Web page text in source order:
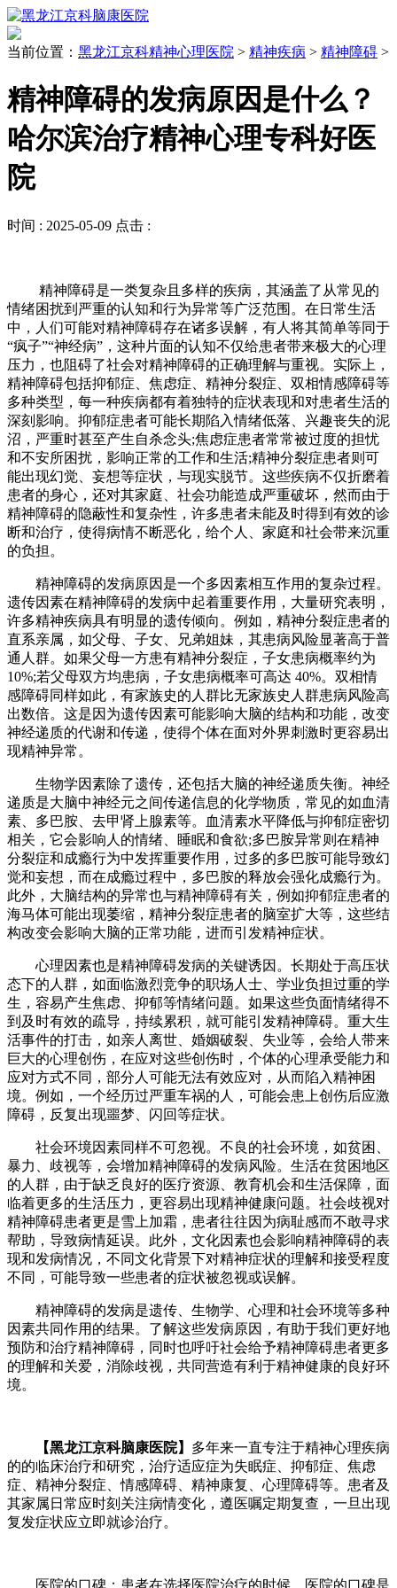
当前位置： 黑龙江京科精神心理医院 > 精神疾病 > 精神障碍 >
精神障碍的发病原因是什么？
哈尔滨治疗精神心理专科好医
院
时间 : 2025-05-09 点击 :
精神障碍是一类复杂且多样的疾病，其涵盖了从常见的
情绪困扰到严重的认知和行为异常等广泛范围。在日常生活
中，人们可能对精神障碍存在诸多误解，有人将其简单等同于
“疯子”“神经病”，这种片面的认知不仅给患者带来极大的心理
压力，也阻碍了社会对精神障碍的正确理解与重视。实际上，
精神障碍包括抑郁症、焦虑症、精神分裂症、双相情感障碍等
多种类型，每一种疾病都有着独特的症状表现和对患者生活的
深刻影响。抑郁症患者可能长期陷入情绪低落、兴趣丧失的泥
沼，严重时甚至产生自杀念头;焦虑症患者常常被过度的担忧
和不安所困扰，影响正常的工作和生活;精神分裂症患者则可
能出现幻觉、妄想等症状，与现实脱节。这些疾病不仅折磨着
患者的身心，还对其家庭、社会功能造成严重破坏，然而由于
精神障碍的隐蔽性和复杂性，许多患者未能及时得到有效的诊
断和治疗，使得病情不断恶化，给个人、家庭和社会带来沉重
的负担。
精神障碍的发病原因是一个多因素相互作用的复杂过程。
遗传因素在精神障碍的发病中起着重要作用，大量研究表明，
许多精神疾病具有明显的遗传倾向。例如，精神分裂症患者的
直系亲属，如父母、子女、兄弟姐妹，其患病风险显著高于普
通人群。如果父母一方患有精神分裂症，子女患病概率约为
10%;若父母双方均患病，子女患病概率可高达 40%。双相情
感障碍同样如此，有家族史的人群比无家族史人群患病风险高
出数倍。这是因为遗传因素可能影响大脑的结构和功能，改变
神经递质的代谢和传递，使得个体在面对外界刺激时更容易出
现精神异常。
生物学因素除了遗传，还包括大脑的神经递质失衡。神经
递质是大脑中神经元之间传递信息的化学物质，常见的如血清
素、多巴胺、去甲肾上腺素等。血清素水平降低与抑郁症密切
相关，它会影响人的情绪、睡眠和食欲;多巴胺异常则在精神
分裂症和成瘾行为中发挥重要作用，过多的多巴胺可能导致幻
觉和妄想，而在成瘾过程中，多巴胺的释放会强化成瘾行为。
此外，大脑结构的异常也与精神障碍有关，例如抑郁症患者的
海马体可能出现萎缩，精神分裂症患者的脑室扩大等，这些结
构改变会影响大脑的正常功能，进而引发精神症状。
心理因素也是精神障碍发病的关键诱因。长期处于高压状
态下的人群，如面临激烈竞争的职场人士、学业负担过重的学
生，容易产生焦虑、抑郁等情绪问题。如果这些负面情绪得不
到及时有效的疏导，持续累积，就可能引发精神障碍。重大生
活事件的打击，如亲人离世、婚姻破裂、失业等，会给人带来
巨大的心理创伤，在应对这些创伤时，个体的心理承受能力和
应对方式不同，部分人可能无法有效应对，从而陷入精神困
境。例如，一个经历过严重车祸的人，可能会患上创伤后应激
障碍，反复出现噩梦、闪回等症状。
社会环境因素同样不可忽视。不良的社会环境，如贫困、
暴力、歧视等，会增加精神障碍的发病风险。生活在贫困地区
的人群，由于缺乏良好的医疗资源、教育机会和生活保障，面
临着更多的生活压力，更容易出现精神健康问题。社会歧视对
精神障碍患者更是雪上加霜，患者往往因为病耻感而不敢寻求
帮助，导致病情延误。此外，文化因素也会影响精神障碍的表
现和发病情况，不同文化背景下对精神症状的理解和接受程度
不同，可能导致一些患者的症状被忽视或误解。
精神障碍的发病是遗传、生物学、心理和社会环境等多种
因素共同作用的结果。了解这些发病原因，有助于我们更好地
预防和治疗精神障碍，同时也呼吁社会给予精神障碍患者更多
的理解和关爱，消除歧视，共同营造有利于精神健康的良好环
境。
【黑龙江京科脑康医院】 多年来一直专注于精神心理疾病
的的临床治疗和研究，治疗适应症为失眠症、抑郁症、焦虑
症、精神分裂症、情感障碍、精神康复、心理障碍等。患者及
其家属日常应时刻关注病情变化，遵医嘱定期复查，一旦出现
复发症状应立即就诊治疗。
医院的口碑：患者在选择医院治疗的时候，医院的口碑是